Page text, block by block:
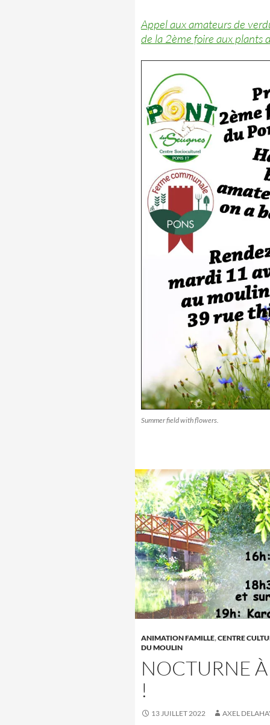
Appel aux amateurs de
de la 2ème foire aux plants
Summer field with flowers.
ANIMATION FAMILLE,CENTRE
DU MOULIN
NOCTURNE
!
13 JUILLET 2022 AXEL